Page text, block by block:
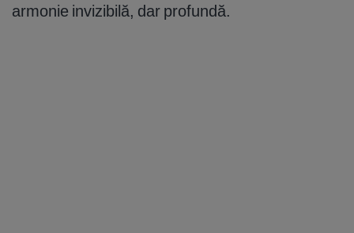
armonie invizibilă, dar profundă.